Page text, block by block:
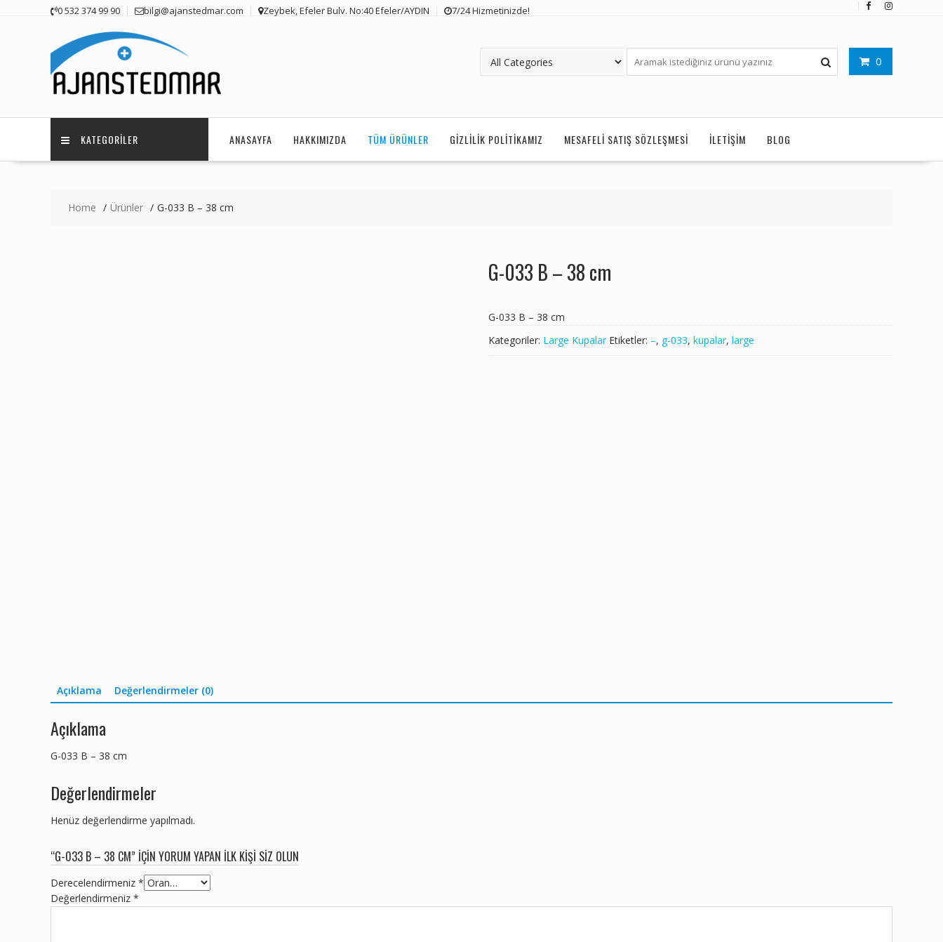
0 532 374 99 90 bilgi@ajanstedmar.com Zeybek, Efeler Bulv. No:40 Efeler/AYDIN 7/24 Hizmetinizde!
0
KATEGORILER ANASAYFA HAKKIMIZDA TÜM ÜRÜNLER GIZLILIK POLITIKAMIZ MESAFELI SATIŞ SÖZLEŞMESI İLETIŞIM BLOG
Home Ürünler G-033 B – 38 cm
G-033 B – 38 cm
G-033 B – 38 cm
Kategoriler: Large Kupalar Etiketler: –, g-033, kupalar, large
Açıklama Değerlendirmeler (0)
Açıklama
G-033 B – 38 cm
Değerlendirmeler
Henüz değerlendirme yapılmadı.
“G-033 B – 38 CM” IÇIN YORUM YAPAN ILK KIŞI SIZ OLUN
Derecelendirmeniz *
Değerlendirmeniz *